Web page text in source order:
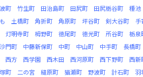
町 竹生町 田治島町 田尻町 田尻栃谷町 種池
土橋町 角折町 角原町 坪谷町 剣大谷町 手
灯明寺町 栂野町 徳尾町 徳光町 所谷町 栃泉
門町 中藤新保町 中町 中山町 中手町 長橋町
西方 西学園 西木田 西河原町 西下野町 西新
町 二の宮 縫原町 猫瀬町 野波町 計石町 羽